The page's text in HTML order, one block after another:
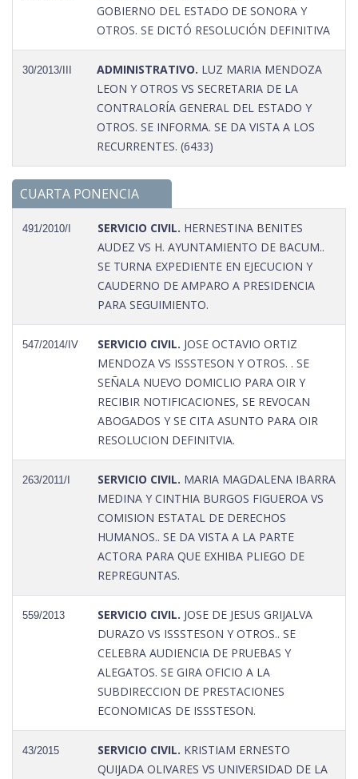
GOBIERNO DEL ESTADO DE SONORA Y
OTROS. SE DICTÓ RESOLUCIÓN DEFINITIVA
30/2013/III ADMINISTRATIVO. LUZ MARIA MENDOZA
LEON Y OTROS VS SECRETARIA DE LA
CONTRALORÍA GENERAL DEL ESTADO Y
OTROS. SE INFORMA. SE DA VISTA A LOS
RECURRENTES. (6433)
CUARTA PONENCIA
491/2010/I SERVICIO CIVIL. HERNESTINA BENITES
AUDEZ VS H. AYUNTAMIENTO DE BACUM..
SE TURNA EXPEDIENTE EN EJECUCION Y
CAUDERNO DE AMPARO A PRESIDENCIA
PARA SEGUIMIENTO.
547/2014/IV SERVICIO CIVIL. JOSE OCTAVIO ORTIZ
MENDOZA VS ISSSTESON Y OTROS. . SE
SEÑALA NUEVO DOMICLIO PARA OIR Y
RECIBIR NOTIFICACIONES, SE REVOCAN
ABOGADOS Y SE CITA ASUNTO PARA OIR
RESOLUCION DEFINITVIA.
263/2011/I SERVICIO CIVIL. MARIA MAGDALENA IBARRA
MEDINA Y CINTHIA BURGOS FIGUEROA VS
COMISION ESTATAL DE DERECHOS
HUMANOS.. SE DA VISTA A LA PARTE
ACTORA PARA QUE EXHIBA PLIEGO DE
REPREGUNTAS.
559/2013 SERVICIO CIVIL. JOSE DE JESUS GRIJALVA
DURAZO VS ISSSTESON Y OTROS.. SE
CELEBRA AUDIENCIA DE PRUEBAS Y
ALEGATOS. SE GIRA OFICIO A LA
SUBDIRECCION DE PRESTACIONES
ECONOMICAS DE ISSSTESON.
43/2015 SERVICIO CIVIL. KRISTIAM ERNESTO
QUIJADA OLIVARES VS UNIVERSIDAD DE LA